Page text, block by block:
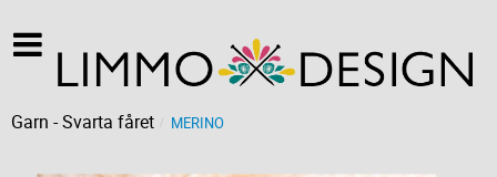
Garn - Svarta fåret MERINO